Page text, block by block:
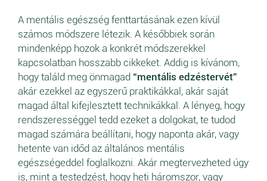
A mentális egészség fenttartásának ezen kívül
számos módszere létezik. A későbbiek során
mindenképp hozok a konkrét módszerekkel
kapcsolatban hosszabb cikkeket. Addig is kívánom,
hogy találd meg önmagad “mentális edzéstervét”
akár ezekkel az egyszerű praktikákkal, akár saját
magad által kifejlesztett technikákkal. A lényeg, hogy
rendszerességgel tedd ezeket a dolgokat, te tudod
magad számára beállítani, hogy naponta akár, vagy
hetente van időd az általános mentális
egészségeddel foglalkozni. Akár megtervezheted úgy
is, mint a testedzést, hogy heti háromszor, vagy